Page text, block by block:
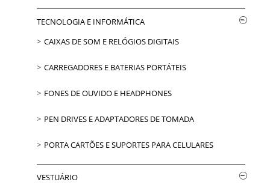
TECNOLOGIA E INFORMÁTICA
CAIXAS DE SOM E RELÓGIOS DIGITAIS
CARREGADORES E BATERIAS PORTÁTEIS
FONES DE OUVIDO E HEADPHONES
PEN DRIVES E ADAPTADORES DE TOMADA
PORTA CARTÕES E SUPORTES PARA CELULARES
VESTUÁRIO